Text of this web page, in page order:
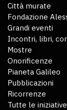
Città murate
Fondazione
Grandi eventi
Incontri, libri,
Mostre
Onorificenze
Pianeta Galileo
Pubblicazioni
Ricorrenze
Tutte le iniziative